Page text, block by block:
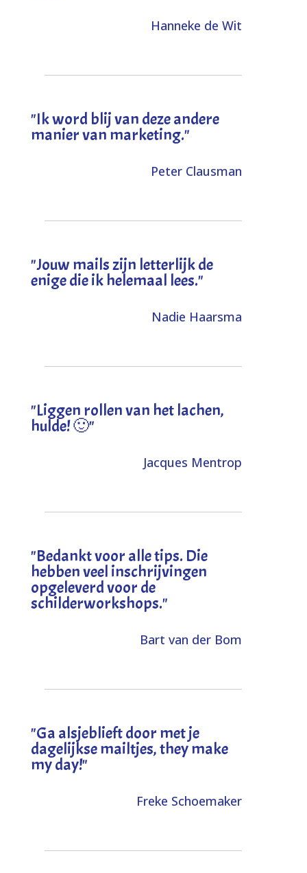
Hanneke de Wit
"Ik word blij van deze andere
manier van marketing."
Peter Clausman
"Jouw mails zijn letterlijk de
enige die ik helemaal lees."
Nadie Haarsma
"Liggen rollen van het lachen,
hulde! 🙂"
Jacques Mentrop
"Bedankt voor alle tips. Die
hebben veel inschrijvingen
opgeleverd voor de
schilderworkshops."
Bart van der Bom
"Ga alsjeblieft door met je
dagelijkse mailtjes, they make
my day!"
Freke Schoemaker